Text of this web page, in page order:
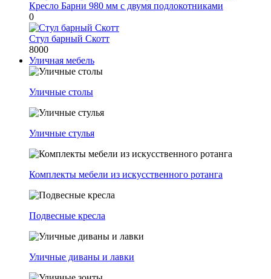
Кресло Барни 980 мм с двумя подлокотниками
0
Стул барный Скотт
8000
Уличная мебель
Уличные столы
Уличные стулья
Комплекты мебели из искусственного ротанга
Подвесные кресла
Уличные диваны и лавки